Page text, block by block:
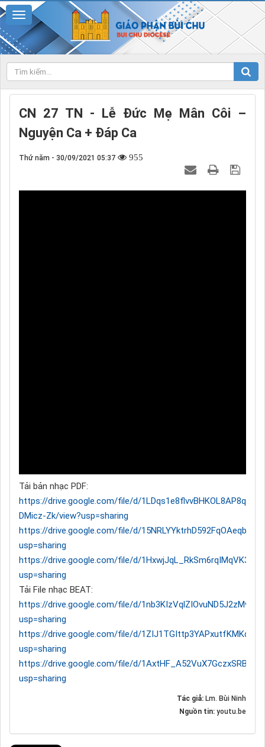
CN 27 TN - Lễ Đức Mẹ Mân Côi –
Nguyện Ca + Đáp Ca
Thứ năm - 30/09/2021 05:37 955
Tải bản nhạc PDF:
https://drive.google.com/file/d/1LDqs1e8flvvBHKOL8AP8qBe-
DMicz-Zk/view?usp=sharing
https://drive.google.com/file/d/
usp=sharing
https://drive.google.com/file/d/
usp=sharing
Tải File nhạc BEAT:
https://drive.google.com/file/d/
usp=sharing
https://drive.google.com/file/d/
usp=sharing
https://drive.google.com/file/d/
usp=sharing
Tác giả: Lm. Bùi Ninh
Nguồn tin: youtu.be